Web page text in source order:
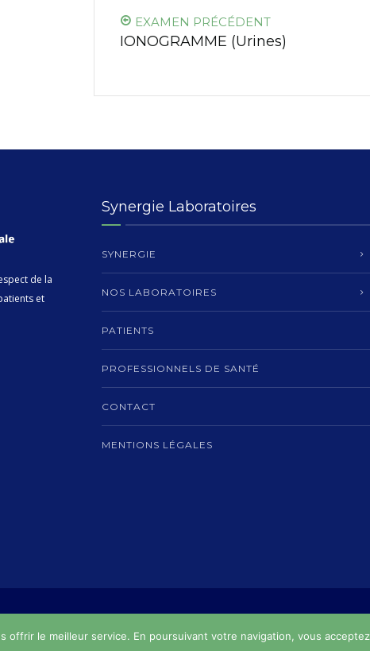
EXAMEN PRÉCÉDENT
IONOGRAMME (Urines)
de la
et
Synergie Laboratoires
SYNERGIE
NOS LABORATOIRES
PATIENTS
PROFESSIONNELS DE SANTÉ
CONTACT
MENTIONS LÉGALES
offrir le meilleur service. En poursuivant votre navigation, vous acceptez